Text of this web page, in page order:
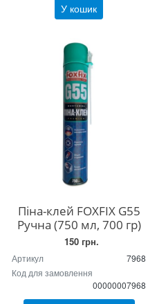
У кошик
Піна-клей FOXFIX G55
Ручна (750 мл, 700 гр)
150 грн.
Артикул
7968
Код для замовлення
00000007968